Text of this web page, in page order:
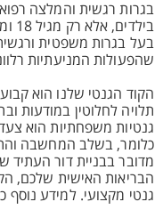
בגרות רגשית והמלצה
בעל בגרות משפטית
שהפעולות המניעתיות
הקוד הגנטי שלנו הוא
תלויה לחלוטין במודעות
גנטיות משפחתיות הוא
כלומר, בשלב המחשבה
מדובר בבניית דור
הבריאות האישית שלכם,
גנטי מקצועי. למידע נוסף